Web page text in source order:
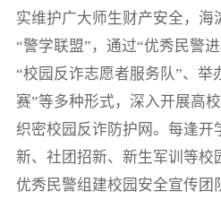
实维护广大师生财产安全，海
“警学联盟”，通过“优秀民警
“校园反诈志愿者服务队”、举
赛”等多种形式，深入开展高
织密校园反诈防护网。每逢开
新、社团招新、新生军训等校
优秀民警组建校园安全宣传团